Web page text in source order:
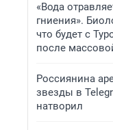
«Вода
гниения».
что будет с
после
Россиянина
звезды в
натворил